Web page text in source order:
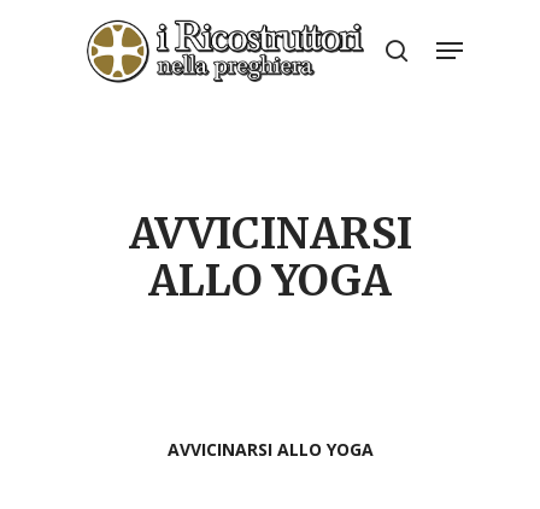
search
Menu
AVVICINARSI
ALLO YOGA
AVVICINARSI ALLO YOGA